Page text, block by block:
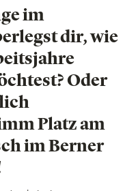
im
dir, wie
Oder
Platz am
im Berner